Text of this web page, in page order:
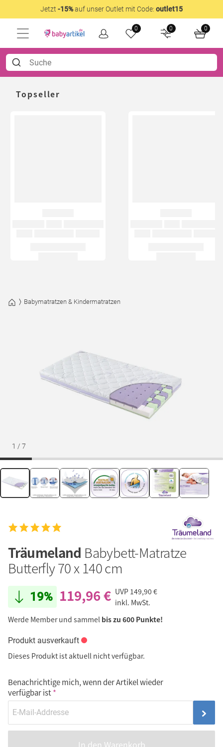
Jetzt -15%auf unser Outlet mit Code: outlet15
0 0 0
Topseller
Babymatratzen & Kindermatratzen
1 / 7
Träumeland Babybett-Matratze
Butterfly 70 x 140 cm
19% 119,96 € UVP 149,90 €
inkl. MwSt.
Werde Member und sammel bis zu 600 Punkte!
Produkt ausverkauft
Dieses Produkt ist aktuell nicht verfügbar.
Benachrichtige mich, wenn der Artikel wieder
verfügbar ist
In den Warenkorb